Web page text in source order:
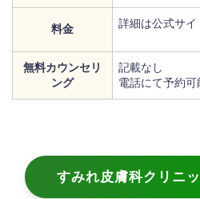
料金 詳細は公式サイ
無料カウンセリ
ング
記載なし
電話にて予約可
すみれ皮膚科クリニ